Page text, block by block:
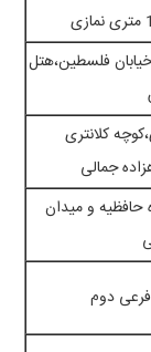
خیابان فلسطین،هتل
کلانتری
جمالی
حافظیه و میدان
دوم